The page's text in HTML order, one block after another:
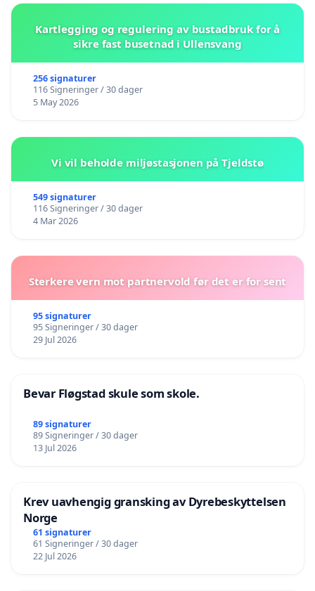
Kartlegging og regulering av bustadbruk for å
sikre fast busetnad i Ullensvang
256 signaturer
116 Signeringer / 30 dager
5 May 2026
Vi vil beholde miljøstasjonen på Tjeldstø
549 signaturer
116 Signeringer / 30 dager
4 Mar 2026
Sterkere vern mot partnervold før det er for sent
95 signaturer
95 Signeringer / 30 dager
29 Jul 2026
Bevar Fløgstad skule som skole.
89 signaturer
89 Signeringer / 30 dager
13 Jul 2026
Krev uavhengig gransking av Dyrebeskyttelsen
Norge
61 signaturer
61 Signeringer / 30 dager
22 Jul 2026